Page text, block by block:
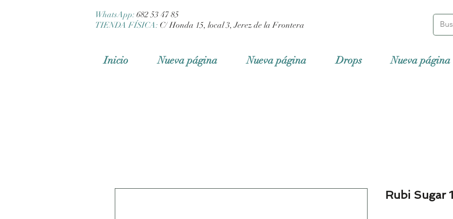
WhatsApp: 682 53 47 85
TIENDA FÍSICA: C/ Honda 15, local 3, Jerez de la Frontera
Inicio Nueva página Nueva página Drops Nueva página
Rubi Sugar